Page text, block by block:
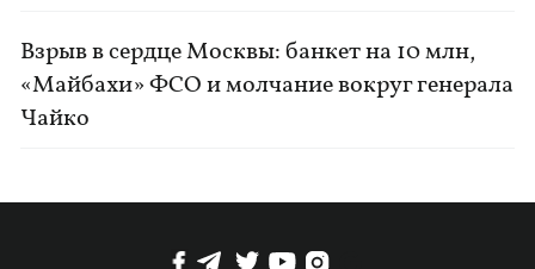
Взрыв в сердце Москвы: банкет на 10 млн,
«Майбахи» ФСО и молчание вокруг генерала
Чайко